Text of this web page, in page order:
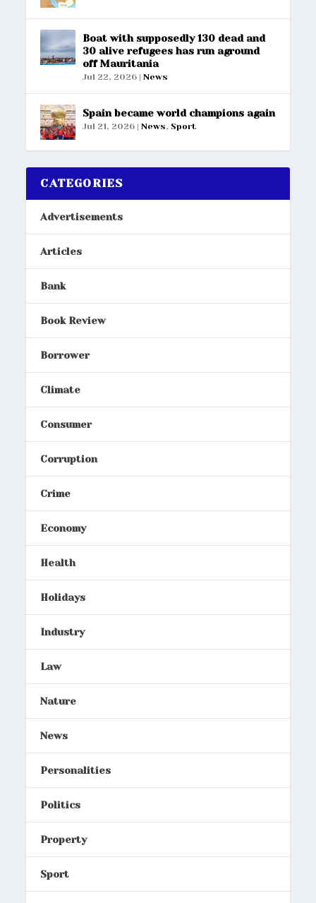
Boat with supposedly 130 dead and
30 alive refugees has run aground
off Mauritania
Jul 22, 2026 |News
Spain became world champions again
Jul 21, 2026 |News, Sport
CATEGORIES
Advertisements
Articles
Bank
Book Review
Borrower
Climate
Consumer
Corruption
Crime
Economy
Health
Holidays
Industry
Law
Nature
News
Personalities
Politics
Property
Sport